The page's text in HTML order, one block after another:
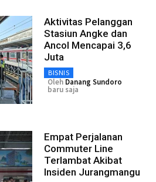
Aktivitas Pelanggan
Stasiun Angke dan
Ancol Mencapai 3,6
Juta
BISNIS
Oleh Danang Sundoro
baru saja
Empat Perjalanan
Commuter Line
Terlambat Akibat
Insiden Jurangmangu